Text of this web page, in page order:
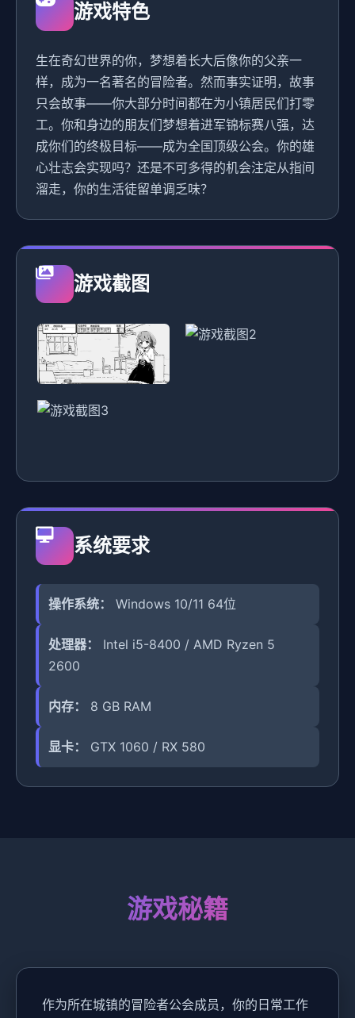
游戏特色
生在奇幻世界的你，梦想着长大后像你的父亲一
样，成为一名著名的冒险者。然而事实证明，故事
只会故事——你大部分时间都在为小镇居民们打零
工。你和身边的朋友们梦想着进军锦标赛八强，达
成你们的终极目标——成为全国顶级公会。你的雄
心壮志会实现吗？还是不可多得的机会注定从指间
溜走，你的生活徒留单调乏味？
游戏截图
系统要求
操作系统： Windows 10/11 64位
处理器：
Intel i5-8400 / AMD Ryzen 5
2600
内存： 8 GB RAM
显卡： GTX 1060 / RX 580
游戏秘籍
作为所在城镇的冒险者公会成员，你的日常工作